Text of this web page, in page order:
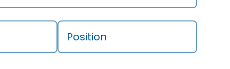
Position